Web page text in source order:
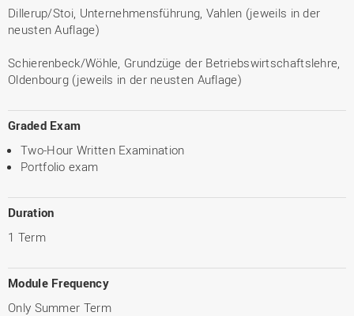
Dillerup/Stoi, Unternehmensführung, Vahlen (jeweils in der
neusten Auflage)
Schierenbeck/Wöhle, Grundzüge der Betriebswirtschaftslehre,
Oldenbourg (jeweils in der neusten Auflage)
Graded Exam
Two-Hour Written Examination
Portfolio exam
Duration
1 Term
Module Frequency
Only Summer Term